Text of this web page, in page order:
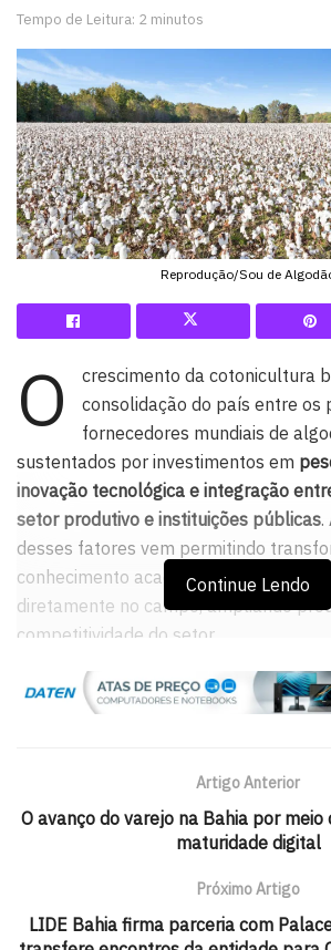
Tempo de Leitura: 2 minutos
Reprodução/Sou de
O
crescimento da cotonicultura
consolidação do país entre os
fornecedores mundiais de
sustentados por investimentos em
inovação tecnológica e integração
setor produtivo e instituições públicas.
desses fatores vem permitindo
conhecimento acadêmico em
diretamente no campo, ampliando
competitividade do setor.
Nesse cenário, a cooperação entre
Empresa Brasileira de Pesquisa
Segundo especialistas, o
aplicada tem contribuído para
controle de pragas e adaptação
Continue Lendo
Artigo Anterior
O avanço do varejo na Bahia por
maturidade digital
Próximo Artigo
LIDE Bahia firma parceria com